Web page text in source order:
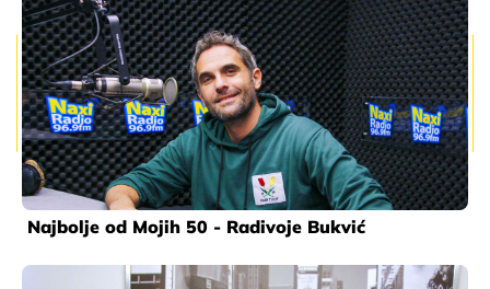
Najbolje od Mojih 50 - Radivoje Bukvić